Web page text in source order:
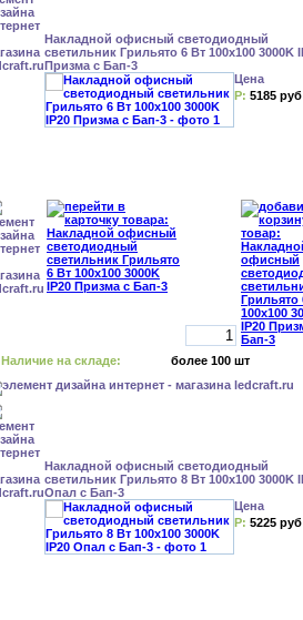
Накладной офисный светодиодный
светильник Грильято 6 Вт 100x100 3000K
Призма с Бап-3
Цена
Р: 5185 руб
Наличие на складе: более 100 шт
Накладной офисный светодиодный
светильник Грильято 8 Вт 100x100 3000K
Опал с Бап-3
Цена
Р: 5225 руб